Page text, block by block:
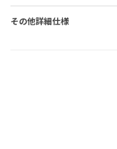
その他詳細仕様